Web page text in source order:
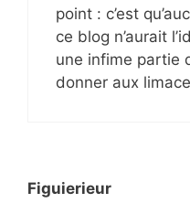
point : c’est
ce blog n’aurait
une infime partie
donner aux
Figuierieur